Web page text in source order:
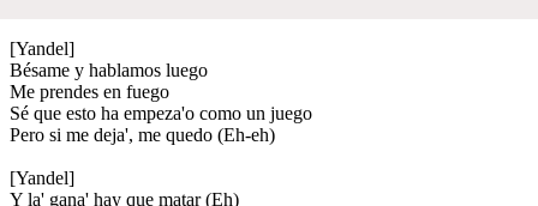
[Yandel]
Bésame y hablamos luego
Me prendes en fuego
Sé que esto ha empeza'o como un juego
Pero si me deja', me quedo (Eh-eh)
[Yandel]
Y la' gana' hay que matar (Eh)